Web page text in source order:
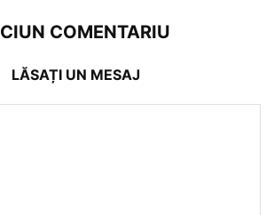
COMENTARIU
LĂSAȚI UN MESAJ